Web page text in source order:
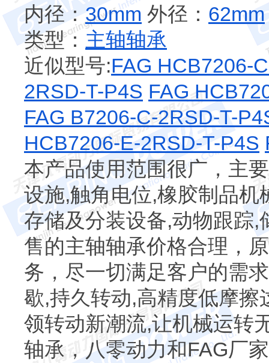
内径： 30mm 外径： 62mm
类型： 主轴轴承
近似型号:FAG HCB7206-
2RSD-T-P4S FAG
FAG B7206-C-2RSD-T-
HCB7206-E-2RSD-T-P4S
本产品使用范围很广，主
设施,触角电位,橡胶制品
存储及分装设备,动物跟踪
售的主轴轴承价格合理，
务，尽一切满足客户的需
歇,持久转动,高精度低摩
领转动新潮流,让机械运转
轴承，八零动力和FAG厂